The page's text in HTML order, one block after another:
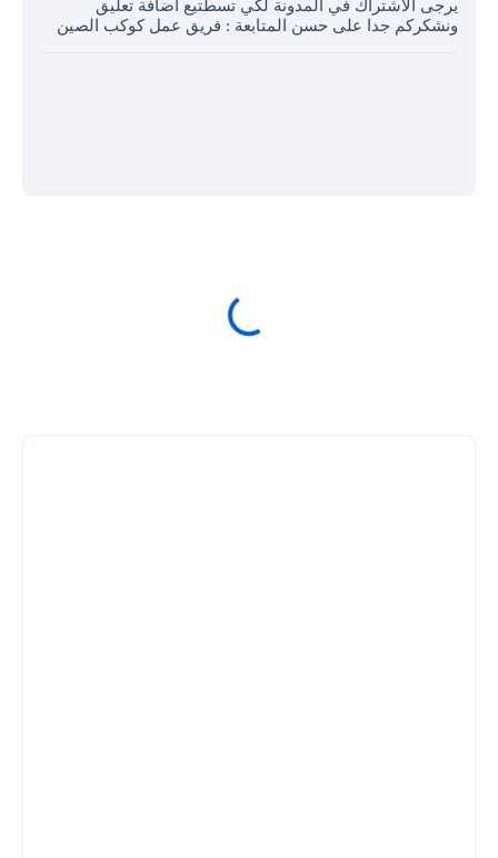
يرجى الاشتراك في المدونة لكي تسطتيع اضافة تعليق
ونشكركم جدا على حسن المتابعة : فريق عمل كوكب الصين